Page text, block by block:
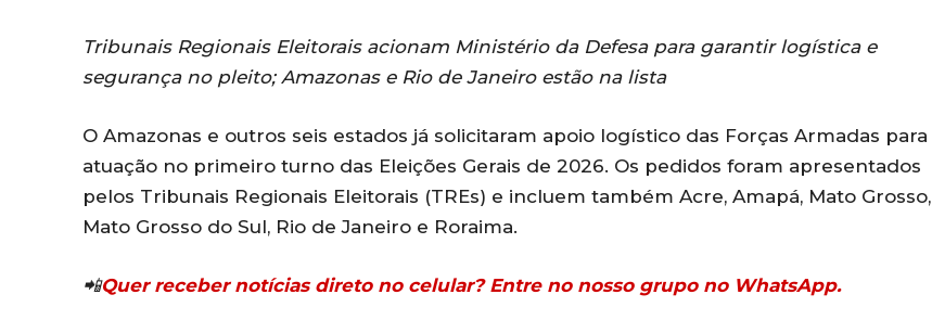
Tribunais Regionais Eleitorais acionam Ministério da Defesa para garantir logística e
segurança no pleito; Amazonas e Rio de Janeiro estão na lista
O Amazonas e outros seis estados já solicitaram apoio logístico das Forças Armadas para
atuação no primeiro turno das Eleições Gerais de 2026. Os pedidos foram apresentados
pelos Tribunais Regionais Eleitorais (TREs) e incluem também Acre, Amapá, Mato Grosso,
Mato Grosso do Sul, Rio de Janeiro e Roraima.
📲Quer receber notícias direto no celular? Entre no nosso grupo no WhatsApp.